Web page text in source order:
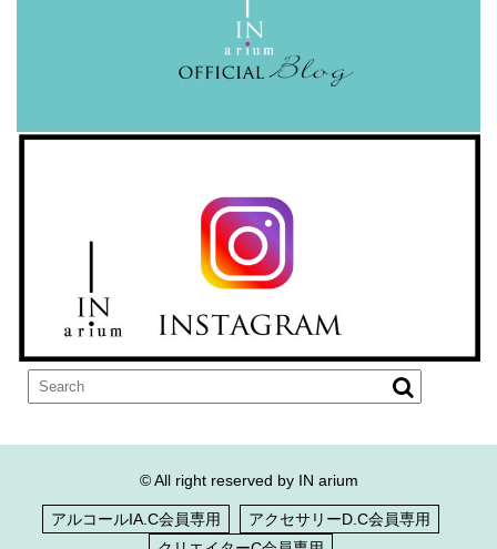
© All right reserved by IN arium
アルコールIA.C会員専用
アクセサリーD.C会員専用